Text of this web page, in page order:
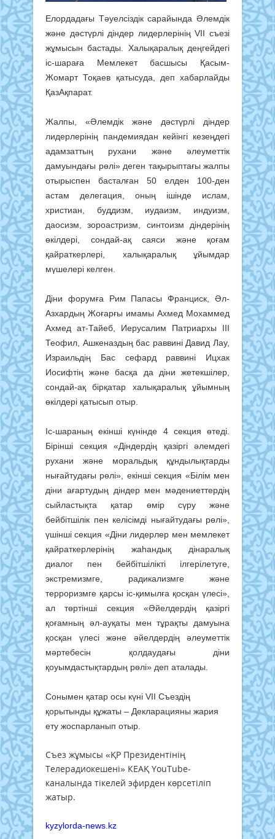
Елордадағы Тәуелсіздік сарайында Әлемдік
және дәстүрлі діндер лидерлерінің VII съезі
жұмысын бастады. Халықаралық деңгейдегі
іс-шараға Мемлекет басшысы Қасым-
Жомарт Тоқаев қатысуда, деп хабарлайды
ҚазАқпарат.
Жалпы, «Әлемдік және дәстүрлі діндер
лидерлерінің пандемиядан кейінгі кезеңдегі
адамзаттың рухани және әлеуметтік
дамуындағы рөлі» деген тақырыптағы жалпы
отырыспен басталған 50 елден 100-ден
астам делегация, оның ішінде ислам,
христиан, буддизм, иудаизм, индуизм,
даосизм, зороастризм, синтоизм діндерінің
өкілдері, сондай-ақ саяси және қоғам
қайраткерлері, халықаралық ұйымдар
мүшелері келген.
Діни форумға Рим Папасы Франциск, Әл-
Азхардың Жоғарғы имамы Ахмед Мохаммед
Ахмед ат-Тайеб, Иерусалим Патриархы III
Теофил, Ашкеназдың бас раввині Давид Лау,
Израильдің Бас сефард раввині Ицхак
Иосифтің және басқа да діни жетекшілер,
сондай-ақ бірқатар халықаралық ұйымның
өкілдері қатысып отыр.
Іс-шараның екінші күнінде 4 секция өтеді.
Бірінші секция «Діндердің қазіргі әлемдегі
рухани және моральдық құндылықтарды
нығайтудағы рөлі», екінші секция «Білім мен
діни ағартудың діндер мен мәдениеттердің
сыйластықта қатар өмір сүру және
бейбітшілік пен келісімді нығайтудағы рөлі»,
үшінші секция «Діни лидерлер мен мемлекет
қайраткерлерінің жаһандық дінаралық
диалог пен бейбітшілікті ілгерілетуге,
экстремизмге, радикализмге және
терроризмге қарсы іс-қимылға қосқан үлесі»,
ал төртінші секция «Әйелдердің қазіргі
қоғамның әл-ауқаты мен тұрақты дамуына
қосқан үлесі және әйелдердің әлеуметтік
мәртебесін қолдаудағы діни
қоуымдастықтардың рөлі» деп аталады.
Сонымен қатар осы күні VII Съездің
қорытынды құжаты – Декларацияны жария
ету жоспарланып отыр.
Съез жұмысы «ҚР Президентінің
Телерадиокешені» КЕАҚ YouTube-
каналында тікелей эфирден көрсетіліп
жатыр.
kyzylorda-news.kz